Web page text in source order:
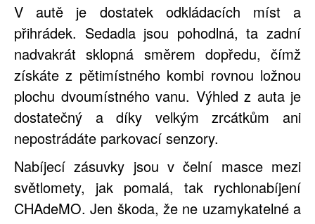
V autě je dostatek odkládacích míst a
přihrádek. Sedadla jsou pohodlná, ta zadní
nadvakrát sklopná směrem dopředu, čímž
získáte z pětimístného kombi rovnou ložnou
plochu dvoumístného vanu. Výhled z auta je
dostatečný a díky velkým zrcátkům ani
nepostrádáte parkovací senzory.
Nabíjecí zásuvky jsou v čelní masce mezi
světlomety, jak pomalá, tak rychlonabíjení
CHAdeMO. Jen škoda, že ne uzamykatelné a